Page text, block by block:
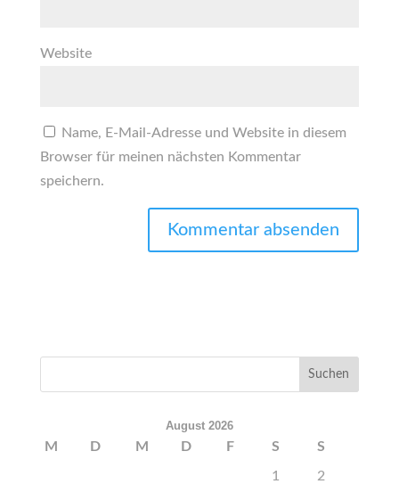
Website
Name, E-Mail-Adresse und Website in diesem
Browser für meinen nächsten Kommentar
speichern.
August 2026
M D M D F S S
1 2